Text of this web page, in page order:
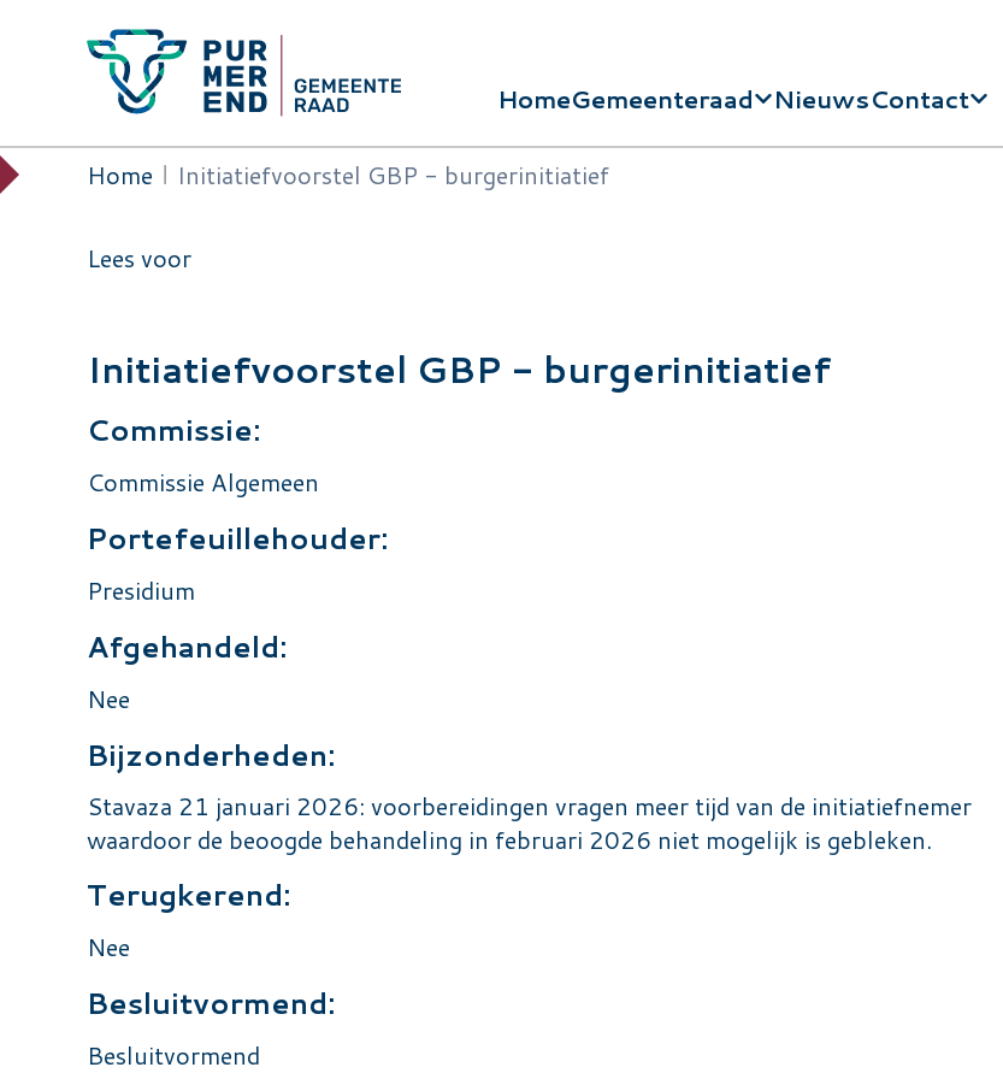
Hoofdnavigatie
HomeGemeenteraad NieuwsContact
Kruimelpad
Home Initiatiefvoorstel GBP - burgerinitiatief
Lees voor
Initiatiefvoorstel GBP - burgerinitiatief
Commissie:
Commissie Algemeen
Portefeuillehouder:
Presidium
Afgehandeld:
Nee
Bijzonderheden:
Stavaza 21 januari 2026: voorbereidingen vragen meer tijd van de initiatiefnemer
waardoor de beoogde behandeling in februari 2026 niet mogelijk is gebleken.
Terugkerend:
Nee
Besluitvormend:
Besluitvormend